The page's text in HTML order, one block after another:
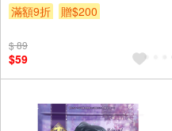
滿額9折
贈$200
$ 89
$59